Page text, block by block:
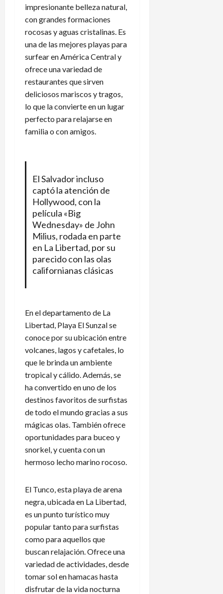
impresionante belleza natural,
con grandes formaciones
rocosas y aguas cristalinas. Es
una de las mejores playas para
surfear en América Central y
ofrece una variedad de
restaurantes que sirven
deliciosos mariscos y tragos,
lo que la convierte en un lugar
perfecto para relajarse en
familia o con amigos.
El Salvador incluso
captó la atención de
Hollywood, con la
película «Big
Wednesday» de John
Milius, rodada en parte
en La Libertad, por su
parecido con las olas
californianas clásicas
En el departamento de La
Libertad, Playa El Sunzal se
conoce por su ubicación entre
volcanes, lagos y cafetales, lo
que le brinda un ambiente
tropical y cálido. Además, se
ha convertido en uno de los
destinos favoritos de surfistas
de todo el mundo gracias a sus
mágicas olas. También ofrece
oportunidades para buceo y
snorkel, y cuenta con un
hermoso lecho marino rocoso.
El Tunco, esta playa de arena
negra, ubicada en La Libertad,
es un punto turístico muy
popular tanto para surfistas
como para aquellos que
buscan relajación. Ofrece una
variedad de actividades, desde
tomar sol en hamacas hasta
disfrutar de la vida nocturna